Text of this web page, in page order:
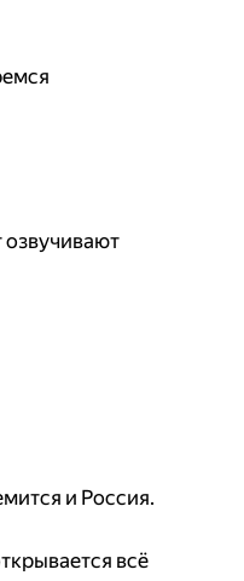
озвучивают
и Россия.
всё